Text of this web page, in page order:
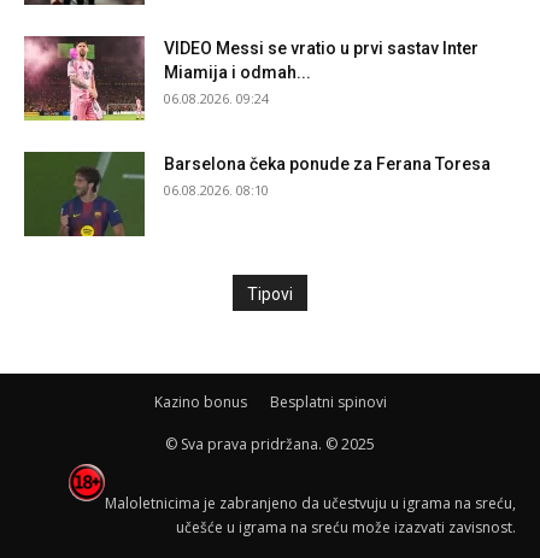
VIDEO Messi se vratio u prvi sastav Inter
Miamija i odmah...
06.08.2026. 09:24
Barselona čeka ponude za Ferana Toresa
06.08.2026. 08:10
Tipovi
Kazino bonus Besplatni spinovi
© Sva prava pridržana. © 2025
Maloletnicima je zabranjeno da učestvuju u igrama na sreću,
učešće u igrama na sreću može izazvati zavisnost.